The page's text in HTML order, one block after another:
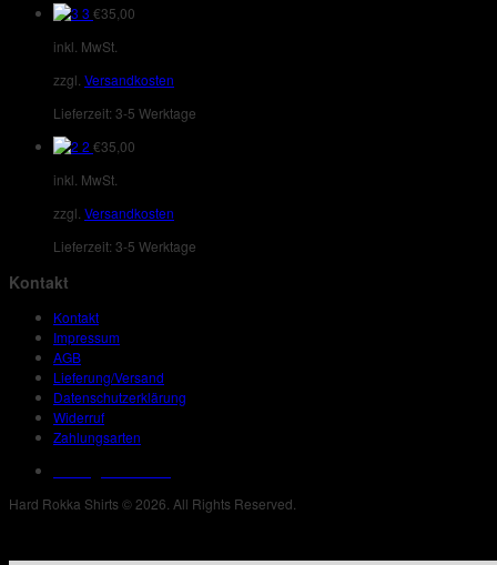
3 €35,00
inkl. MwSt.
zzgl. Versandkosten
Lieferzeit: 3-5 Werktage
2 €35,00
inkl. MwSt.
zzgl. Versandkosten
Lieferzeit: 3-5 Werktage
Kontakt
Kontakt
Impressum
AGB
Lieferung/Versand
Datenschutzerklärung
Widerruf
Zahlungsarten
Hard Rokka Shirts © 2026. All Rights Reserved.